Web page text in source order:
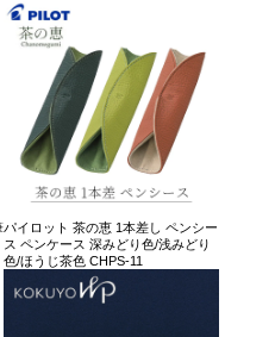
パイロット 茶の恵 1本差し ペンシー
ス ペンケース 深みどり色/浅みどり
色/ほうじ茶色 CHPS-11